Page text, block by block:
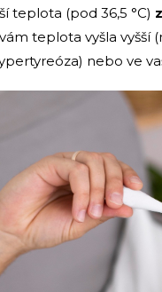
teplota (pod 36,5 °C)
teplota vyšla vyšší
nebo ve